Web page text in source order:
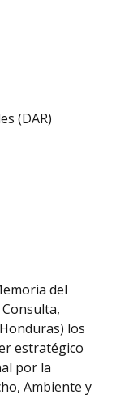
(DAR)
del
los
estratégico
por la
Ambiente y